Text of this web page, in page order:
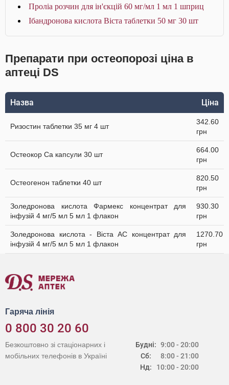
Проліа розчин для ін'єкцій 60 мг/мл 1 мл 1 шприц
Ібандронова кислота Віста таблетки 50 мг 30 шт
Препарати при остеопорозі ціна в
аптеці DS
Назва Ціна
Ризостин таблетки 35 мг 4 шт
342.60
грн
Остеокор Cа капсули 30 шт
664.00
грн
Остеогенон таблетки 40 шт
820.50
грн
Золедронова кислота Фармекс концентрат для
інфузій 4 мг/5 мл 5 мл 1 флакон
930.30
грн
Золедронова кислота - Віста АС концентрат для
інфузій 4 мг/5 мл 5 мл 1 флакон
1270.70
грн
Гаряча лінія
0 800 30 20 60
Будні:
Сб:
Нд:
9:00 - 20:00
8:00 - 21:00
10:00 - 20:00
Безкоштовно зі стаціонарних і
мобільних телефонів в Україні